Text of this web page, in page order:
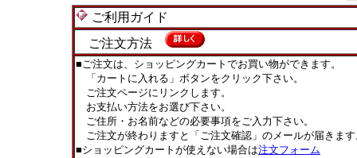
ご利用ガイド
ご注文方法
■ご注文は、ショッピングカートでお買い物ができます。
「カートに入れる」ボタンをクリック下さい。
ご注文ページにリンクします。
お支払い方法をお選び下さい。
ご住所・お名前などの必要事項をご入力下さい。
ご注文が終わりますと「ご注文確認」のメールが届きま
■ショッピングカートが使えない場合は注文フォーム